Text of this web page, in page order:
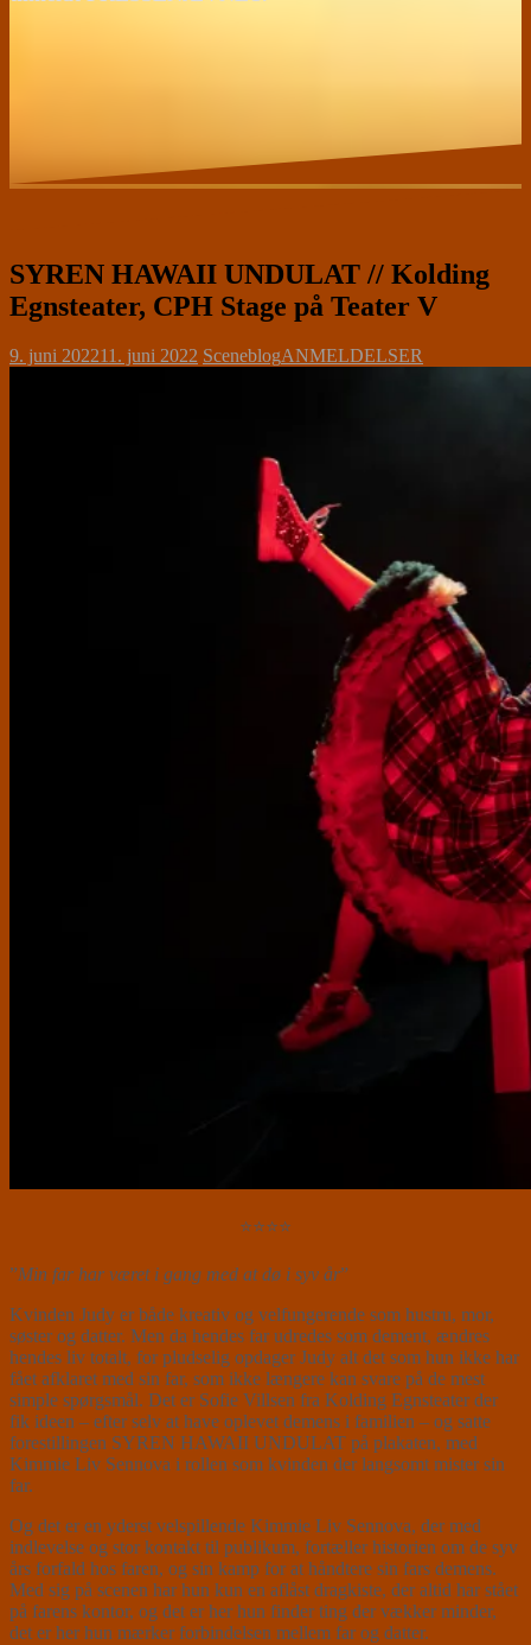
SYREN HAWAII UNDULAT // Kolding
Egnsteater, CPH Stage på Teater V
9. juni 202211. juni 2022 SceneblogANMELDELSER
⭐⭐⭐⭐
”Min far har været i gang med at dø i syv år”
Kvinden Judy er både kreativ og velfungerende som hustru, mor,
søster og datter. Men da hendes far udredes som dement, ændres
hendes liv totalt, for pludselig opdager Judy alt det som hun ikke har
fået afklaret med sin far, som ikke længere kan svare på de mest
simple spørgsmål. Det er Sofie Villsen fra Kolding Egnsteater der
fik ideen – efter selv at have oplevet demens i familien – og satte
forestillingen SYREN HAWAII UNDULAT på plakaten, med
Kimmie Liv Sennova i rollen som kvinden der langsomt mister sin
far.
Og det er en yderst velspillende Kimmie Liv Sennova, der med
indlevelse og stor kontakt til publikum, fortæller historien om de syv
års forfald hos faren, og sin kamp for at håndtere sin fars demens.
Med sig på scenen har hun kun en aflåst dragkiste, der altid har stået
på farens kontor, og det er her hun finder ting der vækker minder,
det er her hun mærker forbindelsen mellem far og datter.